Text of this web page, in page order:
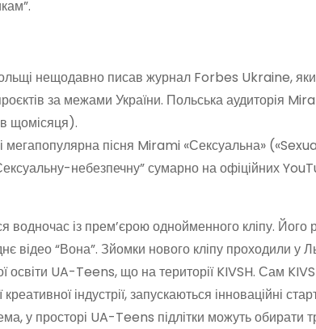
нещодавно писав журнал Forbes Ukraine,
за межами України. Польська аудиторія
щомісяця).
мегапопулярна пісня Mirami «Сексуальна»
небезпечну” сумарно на офіційних
водночас із прем’єрою однойменного кліпу.
відео “Вона”. Зйомки нового кліпу проходили у
освіти UA-Teens, що на території KIVSH. Сам
індустрії, запускаються інноваційні
у просторі UA-Teens підлітки можуть обирати